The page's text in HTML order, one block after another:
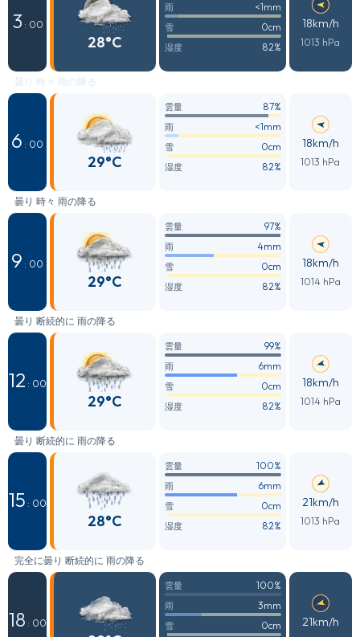
3 : 00
28°C
雨 <1mm
雪 0cm
湿度 82%
18km/h
1013 hPa
曇り 時々 雨の降る
6 : 00
29°C
雲量 87%
雨 <1mm
雪 0cm
湿度 82%
18km/h
1013 hPa
曇り 時々 雨の降る
9 : 00
29°C
雲量 97%
雨 4mm
雪 0cm
湿度 82%
18km/h
1014 hPa
曇り 断続的に 雨の降る
12 : 00
29°C
雲量 99%
雨 6mm
雪 0cm
湿度 82%
18km/h
1014 hPa
曇り 断続的に 雨の降る
15 : 00
28°C
雲量 100%
雨 6mm
雪 0cm
湿度 82%
21km/h
1013 hPa
完全に曇り 断続的に 雨の降る
18 : 00
雲量 100%
雨 3mm
雪 0cm 21km/h